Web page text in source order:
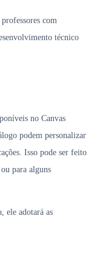
com
técnico
no Canvas
podem personalizar
Isso pode ser feito
para alguns
ele adotará as